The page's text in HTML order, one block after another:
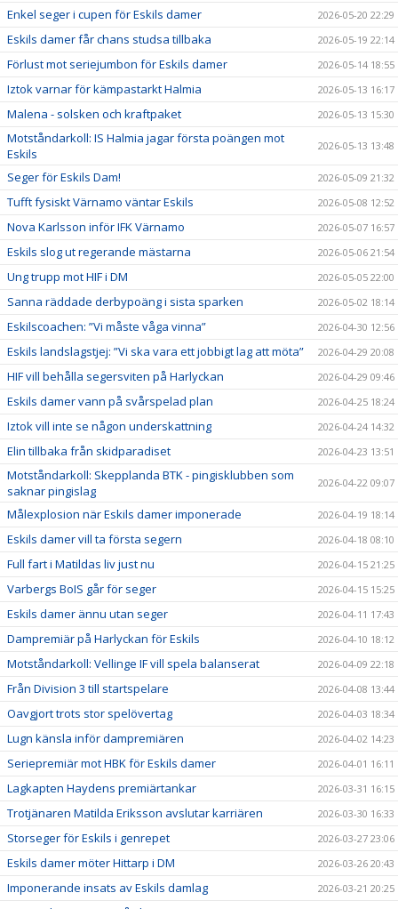
Enkel seger i cupen för Eskils damer 2026-05-20 22:29
Eskils damer får chans studsa tillbaka 2026-05-19 22:14
Förlust mot seriejumbon för Eskils damer 2026-05-14 18:55
Iztok varnar för kämpastarkt Halmia 2026-05-13 16:17
Malena - solsken och kraftpaket 2026-05-13 15:30
Motståndarkoll: IS Halmia jagar första poängen mot
Eskils
2026-05-13 13:48
Seger för Eskils Dam! 2026-05-09 21:32
Tufft fysiskt Värnamo väntar Eskils 2026-05-08 12:52
Nova Karlsson inför IFK Värnamo 2026-05-07 16:57
Eskils slog ut regerande mästarna 2026-05-06 21:54
Ung trupp mot HIF i DM 2026-05-05 22:00
Sanna räddade derbypoäng i sista sparken 2026-05-02 18:14
Eskilscoachen: ”Vi måste våga vinna” 2026-04-30 12:56
Eskils landslagstjej: ”Vi ska vara ett jobbigt lag att möta” 2026-04-29 20:08
HIF vill behålla segersviten på Harlyckan 2026-04-29 09:46
Eskils damer vann på svårspelad plan 2026-04-25 18:24
Iztok vill inte se någon underskattning 2026-04-24 14:32
Elin tillbaka från skidparadiset 2026-04-23 13:51
Motståndarkoll: Skepplanda BTK - pingisklubben som
saknar pingislag
2026-04-22 09:07
Målexplosion när Eskils damer imponerade 2026-04-19 18:14
Eskils damer vill ta första segern 2026-04-18 08:10
Full fart i Matildas liv just nu 2026-04-15 21:25
Varbergs BoIS går för seger 2026-04-15 15:25
Eskils damer ännu utan seger 2026-04-11 17:43
Dampremiär på Harlyckan för Eskils 2026-04-10 18:12
Motståndarkoll: Vellinge IF vill spela balanserat 2026-04-09 22:18
Från Division 3 till startspelare 2026-04-08 13:44
Oavgjort trots stor spelövertag 2026-04-03 18:34
Lugn känsla inför dampremiären 2026-04-02 14:23
Seriepremiär mot HBK för Eskils damer 2026-04-01 16:11
Lagkapten Haydens premiärtankar 2026-03-31 16:15
Trotjänaren Matilda Eriksson avslutar karriären 2026-03-30 16:33
Storseger för Eskils i genrepet 2026-03-27 23:06
Eskils damer möter Hittarp i DM 2026-03-26 20:43
Imponerande insats av Eskils damlag 2026-03-21 20:25